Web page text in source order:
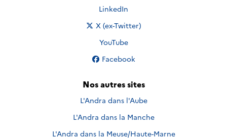
Nous suivre sur
LinkedIn
Nous suivre sur
X (ex-Twitter)
Nous suivre sur
YouTube
Nous suivre sur
Facebook
Nos autres sites
L'Andra dans l'Aube
L'Andra dans la Manche
L'Andra dans la Meuse/Haute-Marne